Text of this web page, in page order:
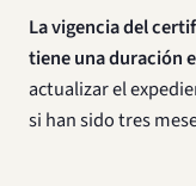
La vigencia del
tiene una duración
actualizar el
si han sido tres